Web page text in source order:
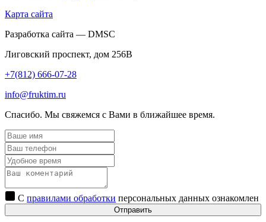
Карта сайта
Разработка сайта — DMSC
Лиговский проспект, дом 256В
+7(812) 666-07-28
info@fruktim.ru
Спасибо. Мы свяжемся с Вами в ближайшее время.
С правилами обработки персональных данных ознакомлен
Отправить